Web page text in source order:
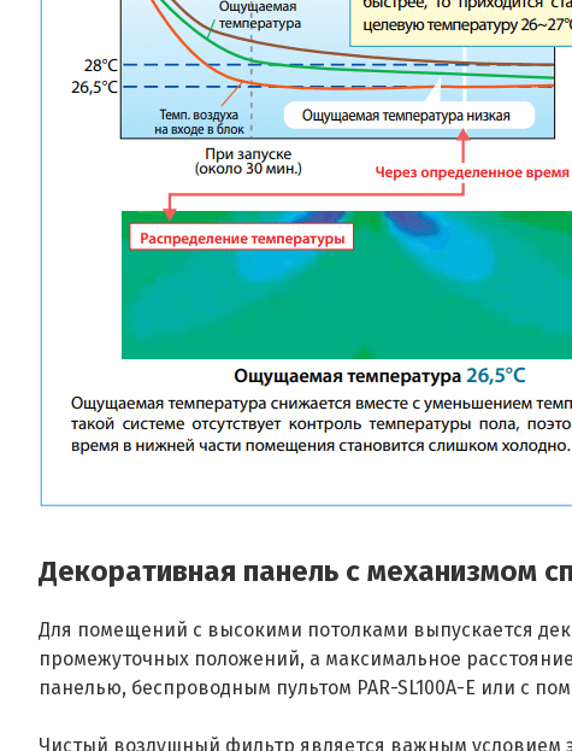
Декоративная панель с механизмом
Для помещений с высокими потолками выпускается
промежуточных положений, а максимальное
панелью, беспроводным пультом PAR-SL100A-E или с
Чистый воздушный фильтр является важным условием